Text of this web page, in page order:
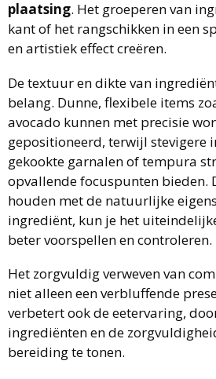
plaatsing. Het groeperen van
kant of het rangschikken in een
en artistiek effect creëren.
De textuur en dikte van
belang. Dunne, flexibele items
avocado kunnen met precisie
gepositioneerd, terwijl stevigere
gekookte garnalen of tempura
opvallende focuspunten bieden.
houden met de natuurlijke
ingrediënt, kun je het
beter voorspellen en controleren.
Het zorgvuldig verweven van
niet alleen een verbluffende
verbetert ook de eetervaring,
ingrediënten en de
bereiding te tonen.